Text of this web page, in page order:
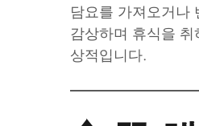
담요를 가져오거나
감상하며 휴식을
상적입니다.